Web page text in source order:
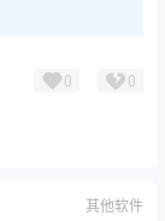
0 0
其他软件